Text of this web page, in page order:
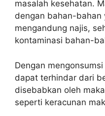
masalah kesehatan.
dengan bahan-bahan
mengandung najis,
kontaminasi bahan-
Dengan
dapat terhindar dari
disebabkan oleh
seperti keracunan